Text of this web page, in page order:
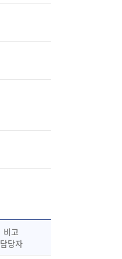
비고
담당자